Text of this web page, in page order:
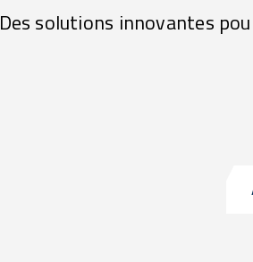
Des solutions innovantes